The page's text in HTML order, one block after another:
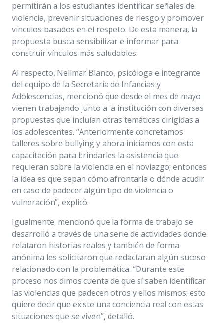
permitirán a los estudiantes identificar señales de
violencia, prevenir situaciones de riesgo y promover
vínculos basados en el respeto. De esta manera, la
propuesta busca sensibilizar e informar para
construir vínculos más saludables.
Al respecto, Nellmar Blanco, psicóloga e integrante
del equipo de la Secretaría de Infancias y
Adolescencias, mencionó que desde el mes de mayo
vienen trabajando junto a la institución con diversas
propuestas que incluían otras temáticas dirigidas a
los adolescentes. “Anteriormente concretamos
talleres sobre bullying y ahora iniciamos con esta
capacitación para brindarles la asistencia que
requieran sobre la violencia en el noviazgo; entonces
la idea es que sepan cómo afrontarla o dónde acudir
en caso de padecer algún tipo de violencia o
vulneración”, explicó.
Igualmente, mencionó que la forma de trabajo se
desarrolló a través de una serie de actividades donde
relataron historias reales y también de forma
anónima les solicitaron que redactaran algún suceso
relacionado con la problemática. “Durante este
proceso nos dimos cuenta de que sí saben identificar
las violencias que padecen otros y ellos mismos; esto
quiere decir que existe una conciencia real con estas
situaciones que se viven”, detalló.